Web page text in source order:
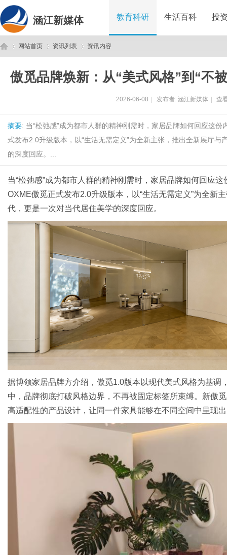
涵江新媒体 教育科研 生活百科 投
网站首页 资讯列表 资讯内容
傲觅品牌焕新：从“美式风格”到“不
2026-06-08 发布者: 涵江新媒体 查
摘要: 当“松弛感”成为都市人群的精神刚需时，家居品牌如何回应这
式发布2.0升级版本，以“生活无需定义”为全新主张，推出全新展厅
的深度回应。...
当“松弛感”成为都市人群的精神刚需时，家居品牌如何回应
OXME傲觅正式发布2.0升级版本，以“生活无需定义”为全新
代，更是一次对当代居住美学的深度回应。
据博领家居品牌方介绍，傲觅1.0版本以现代美式风格为基
中，品牌彻底打破风格边界，不再被固定标签所束缚。新傲
高适配性的产品设计，让同一件家具能够在不同空间中呈现